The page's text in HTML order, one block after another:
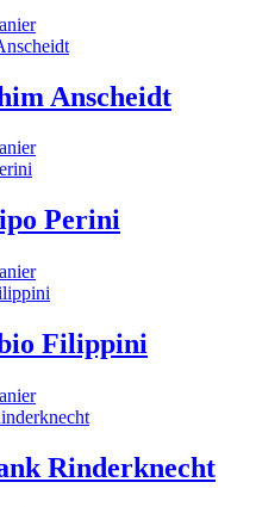
Anscheidt
Perini
Filippini
Rinderknecht